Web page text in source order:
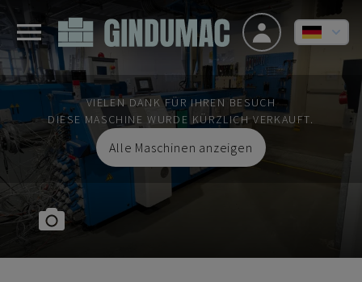
VIELEN DANK FÜR IHREN BESUCH
DIESE MASCHINE WURDE KÜRZLICH VERKAUFT.
Alle Maschinen anzeigen